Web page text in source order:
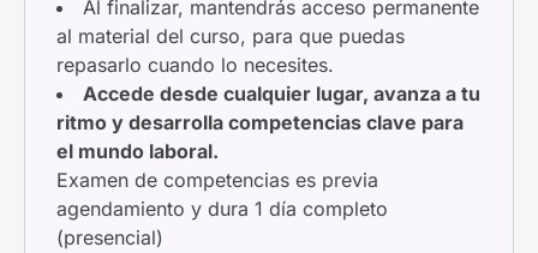
Al finalizar, mantendrás acceso permanente
al material del curso, para que puedas
repasarlo cuando lo necesites.
Accede desde cualquier lugar, avanza a tu
ritmo y desarrolla competencias clave para
el mundo laboral.
Examen de competencias es previa
agendamiento y dura 1 día completo
(presencial)